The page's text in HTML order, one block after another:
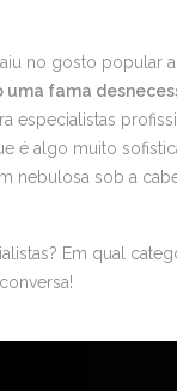
no gosto popular
fama
especialistas
é algo muito
nebulosa sob a
Em qual